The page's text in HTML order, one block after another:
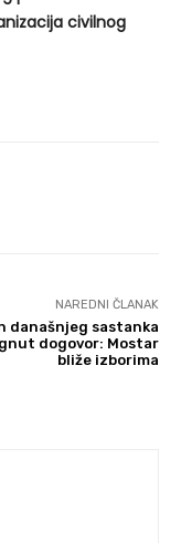
civilnog
NAREDNI ČLANAK
današnjeg sastanka
dogovor: Mostar
bliže izborima